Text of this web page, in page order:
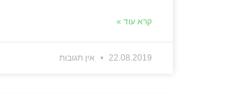
קרא עוד »
22.08.2019 אין תגובות